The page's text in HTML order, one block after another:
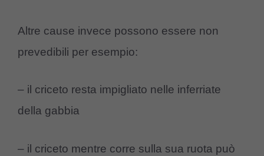
Altre cause invece possono essere non
prevedibili per esempio:
– il criceto resta impigliato nelle inferriate
della gabbia
– il criceto mentre corre sulla sua ruota può